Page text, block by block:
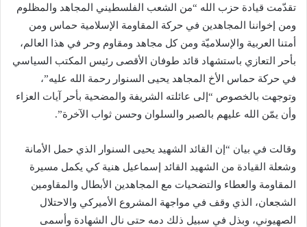
تقدّمت قيادة حزب الله “من الشعب الفلسطيني المجاهد والمظلوم
ومن إخواننا المجاهدين في حركة ‏المقاومة الإسلامية حماس ومن
أمتنا ‏العربية والإسلاميّة ومن كل مجاهد ومقاوم ‏وحر في هذا العالم،
بأحر التعازي باستشهاد قائد طوفان الأقصى رئيس ‏المكتب ‏السياسي
في حركة حماس الأخ المجاهد يحيى السنوار رحمة الله عليه”،
وتوجهت بالخصوص “إلى عائلته الشريفة ‏والمضحية بأحر آيات العزاء
وأن يمّن الله عليهم ‏بالصبر والسلوان وحسن ثواب الآخرة”. ‏
وقالت في بيان “إن القائد الشهيد يحيى السنوار الذي حمل الأمانة
وشعلة القيادة من الشهيد القائد ‏إسماعيل هنية كي يكمل مسيرة
‏المقاومة والعطاء والتضحيات مع المجاهدين ‏الأبطال والمقاومين
الشجعان، الذي وقف في مواجهة المشروع الأميركي ‏والاحتلال
‏الصهيوني، وبذل في سبيل ذلك دمه حتى نال الشهادة وأسمى